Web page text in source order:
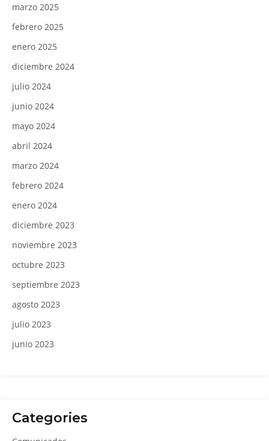
marzo 2025
febrero 2025
enero 2025
diciembre 2024
julio 2024
junio 2024
mayo 2024
abril 2024
marzo 2024
febrero 2024
enero 2024
diciembre 2023
noviembre 2023
octubre 2023
septiembre 2023
agosto 2023
julio 2023
junio 2023
Categories